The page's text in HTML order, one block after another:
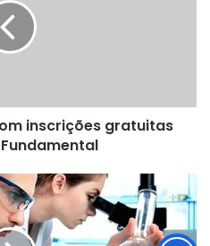
inscrições gratuitas